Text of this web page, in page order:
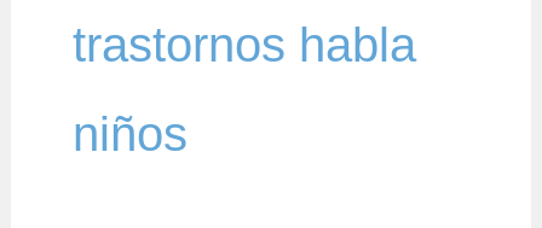
trastornos habla
niños